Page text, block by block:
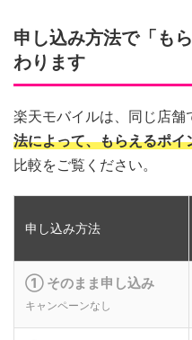
申し込み方法で「も
わります
楽天モバイルは、同じ店舗
法によって、もらえるポ
比較をご覧ください。
申し込み方法
① そのまま申し込み
キャンペーンなし